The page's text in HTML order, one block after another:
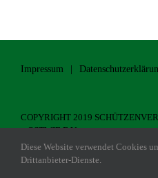
Impressum
COPYRIGHT 2019
– OSTWIE E.V.
Diese Website verwendet Cookies
Drittanbieter-Dienste.